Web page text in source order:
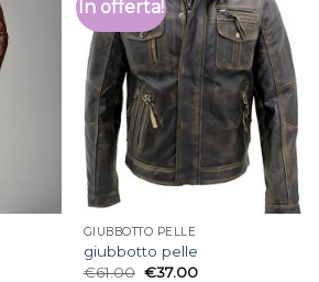
In offerta!
GIUBBOTTO PELLE
giubbotto pelle
€61.00 €37.00